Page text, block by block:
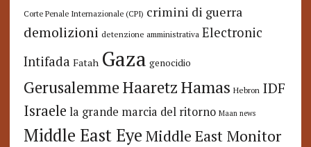
Corte Penale Internazionale (CPI) crimini di guerra
demolizioni detenzione amministrativa Electronic
Intifada Fatah Gaza genocidio
GerusalemmeHaaretzHamas Hebron IDF
Israele la grande marcia del ritorno Maan news
Middle East Eye Middle East Monitor